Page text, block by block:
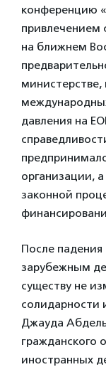
конференцию
привлечением
на ближнем
министерстве,
давления на
организации,
законной
После
зарубежным
существу не
солидарности
Джауда
гражданского
иностранных